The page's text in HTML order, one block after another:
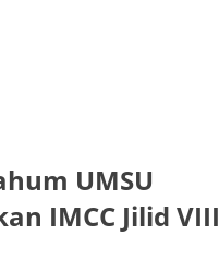
UMSU
IMCC Jilid VIII